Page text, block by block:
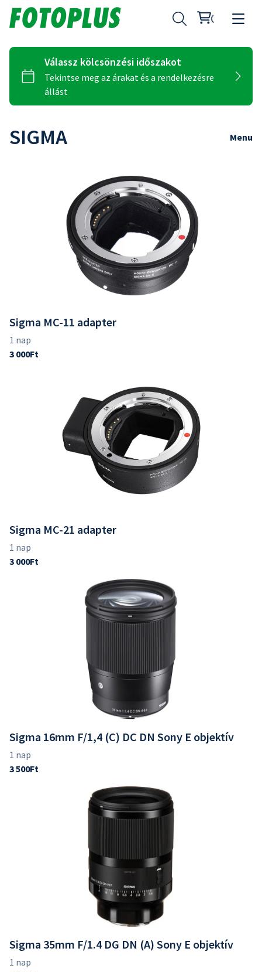
SIGMA Menu
Sigma MC-11 adapter
Sigma MC-21 adapter
Sigma 16mm F/1,4 (C) DC DN Sony E objektív
Sigma 35mm F/1.4 DG DN (A) Sony E objektív